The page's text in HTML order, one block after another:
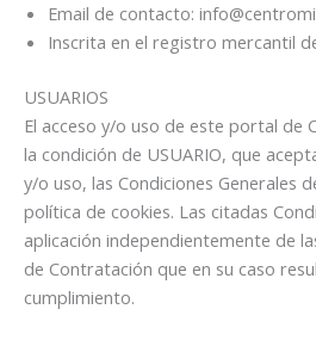
Email de contacto:
Inscrita en el registro mercantil
USUARIOS
El acceso y/o uso de este portal de
la condición de USUARIO, que
y/o uso, las Condiciones Generales
política de cookies. Las citadas
aplicación independientemente de
de Contratación que en su caso
cumplimiento.